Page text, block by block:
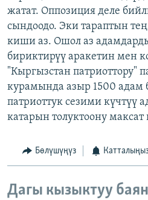
ЭЕ/АРнун бардык сайттары
жатат. Оппозиция деле
сындоодо. Эки тараптын
киши аз. Ошол аз
бириктирүү аракетин мен
"Кыргызстан патриоттору"
курамында азыр 1500 адам
патриоттук сезими күчтүү
катарын толуктоону
Бөлүшүңүз
Дагы кызыктуу